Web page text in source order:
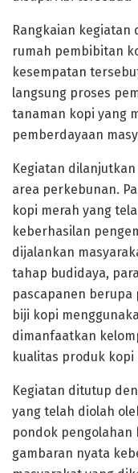
Rangkaian kegiatan
rumah pembibitan
kesempatan
langsung proses
tanaman kopi yang
pemberdayaan
Kegiatan
area perkebunan.
kopi merah yang
keberhasilan
dijalankan
tahap budidaya,
pascapanen
biji kopi
dimanfaatkan
kualitas produk kopi
Kegiatan ditutup
yang telah diolah
pondok pengolahan
gambaran nyata